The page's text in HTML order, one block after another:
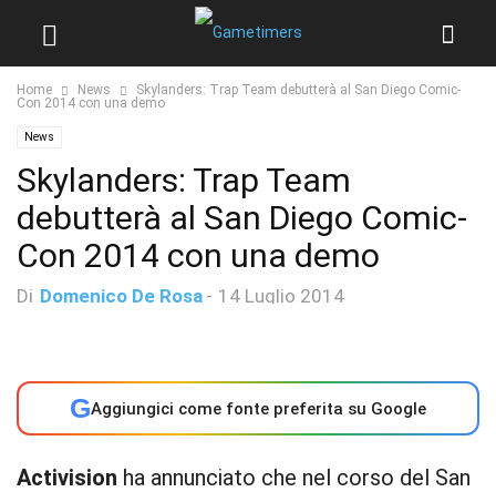
Home News
Skylanders: Trap Team debutterà al San Diego Comic-
Con 2014 con una demo
News
Skylanders: Trap Team
debutterà al San Diego Comic-
Con 2014 con una demo
Di Domenico De Rosa - 14 Luglio 2014
GAggiungici come fonte preferita su Google
Activision ha annunciato che nel corso del San